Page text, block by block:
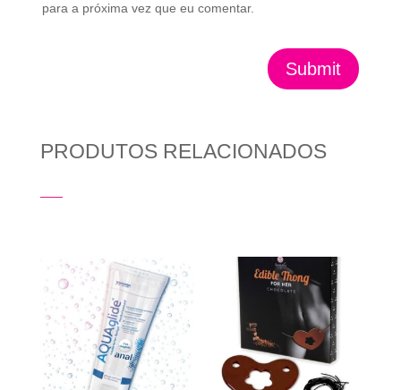
para a próxima vez que eu comentar.
Submit
PRODUTOS RELACIONADOS